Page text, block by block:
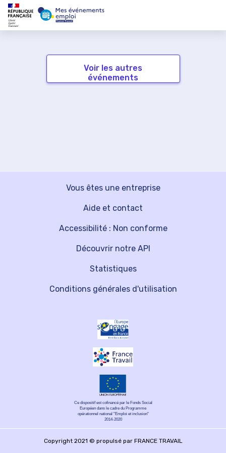
Voir les autres
événements
Vous êtes une entreprise
Découvrir notre API
Aide et contact
Statistiques
Accessibilité : Non conforme
Conditions générales d'utilisation
Ce dispositif est cofinancé par le Fonds Social
Européen dans le cadre du Programme
opérationnel national "Emploi et inclusion"
2014-2020
Copyright 2021 © propulsé par FRANCE TRAVAIL